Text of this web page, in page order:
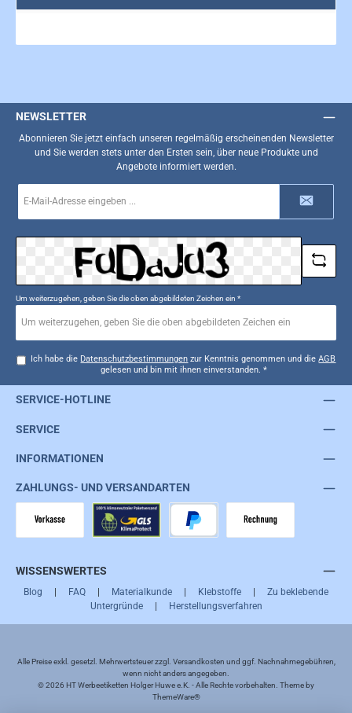
NEWSLETTER
Abonnieren Sie jetzt einfach unseren regelmäßig erscheinenden Newsletter
und Sie werden stets unter den Ersten sein, über neue Produkte und
Angebote informiert werden.
Mail-
*
Um weiterzugehen, geben Sie die oben abgebildeten Zeichen ein *
Ich habe die Datenschutzbestimmungen zur Kenntnis genommen und dieAGB
gelesen und bin mit ihnen einverstanden. *
SERVICE-HOTLINE
SERVICE
INFORMATIONEN
ZAHLUNGS- UND VERSANDARTEN
WISSENSWERTES
Blog FAQ Materialkunde Klebstoffe
Zu beklebende
Untergründe| Herstellungsverfahren
Alle Preise exkl. gesetzl. Mehrwertsteuer zzgl. Versandkosten und ggf. Nachnahmegebühren,
wenn nicht anders angegeben.
© 2026 HT Werbeetiketten Holger Huwe e.K. - Alle Rechte vorbehalten. Theme by
ThemeWare®